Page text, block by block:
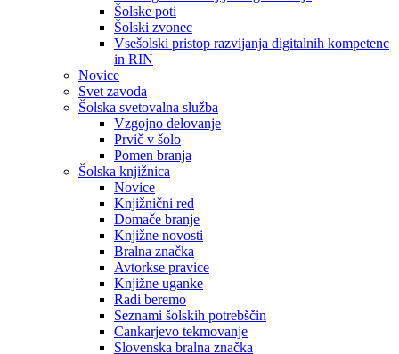
Šolske poti
Šolski zvonec
Vsešolski pristop razvijanja digitalnih kompetenc
in RIN
Novice
Svet zavoda
Šolska svetovalna služba
Vzgojno delovanje
Prvič v šolo
Pomen branja
Šolska knjižnica
Novice
Knjižnični red
Domače branje
Knjižne novosti
Bralna značka
Avtorkse pravice
Knjižne uganke
Radi beremo
Seznami šolskih potrebščin
Cankarjevo tekmovanje
Slovenska bralna značka